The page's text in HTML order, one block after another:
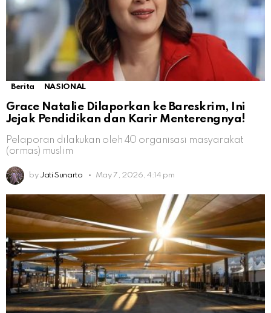
Berita NASIONAL
Grace Natalie Dilaporkan ke Bareskrim, Ini
Jejak Pendidikan dan Karir Menterengnya!
Pelaporan dilakukan oleh 40 organisasi masyarakat
(ormas) muslim
by Jati Sunarto May 7, 2026, 4:14 pm